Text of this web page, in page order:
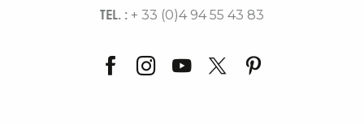
TEL. : + 33 (0)4 94 55 43 83